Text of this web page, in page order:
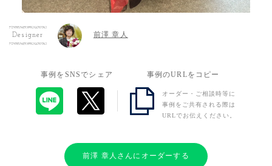
Designer 前澤 章人
事例をSNSでシェア 事例のURLをコピー
オーダー・ご相談時等に
事例をご共有される際は
URLでお伝えください。
前澤 章人さんにオーダーする